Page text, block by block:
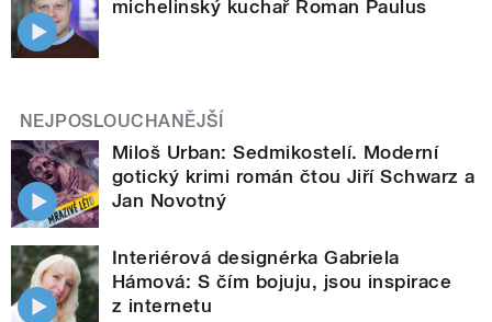
michelinský kuchař Roman Paulus
NEJPOSLOUCHANĚJŠÍ
Miloš Urban: Sedmikostelí. Moderní
gotický krimi román čtou Jiří Schwarz a
Jan Novotný
Interiérová designérka Gabriela
Hámová: S čím bojuju, jsou inspirace
z internetu